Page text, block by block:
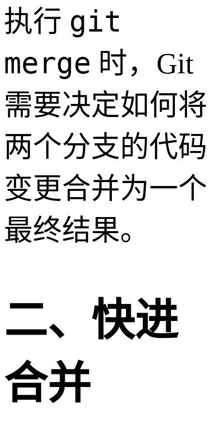
执行 git
merge 时，Git
需要决定如何将
两个分支的代码
变更合并为一个
最终结果。
二、快进
合并